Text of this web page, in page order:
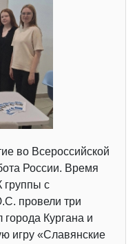
во Всероссийской
России. Время
группы с
провели три
Кургана и
игру «Славянские